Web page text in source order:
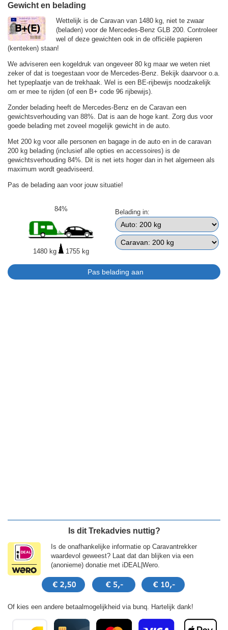
Gewicht en belading
Wettelijk is de Caravan van 1480 kg, niet te zwaar
(beladen) voor de Mercedes-Benz GLB 200. Controleer
wel of deze gewichten ook in de officiële papieren
(kenteken) staan!
We adviseren een kogeldruk van ongeveer 80 kg maar we weten niet
zeker of dat is toegestaan voor de Mercedes-Benz. Bekijk daarvoor o.a.
het typeplaatje van de trekhaak. Wel is een BE-rijbewijs noodzakelijk
om er mee te rijden (of een B+ code 96 rijbewijs).
Zonder belading heeft de Mercedes-Benz en de Caravan een
gewichtsverhouding van 88%. Dat is aan de hoge kant. Zorg dus voor
goede belading met zoveel mogelijk gewicht in de auto.
Met 200 kg voor alle personen en bagage in de auto en in de caravan
200 kg belading (inclusief alle opties en accessoires) is de
gewichtsverhouding 84%. Dit is net iets hoger dan in het algemeen als
maximum wordt geadviseerd.
Pas de belading aan voor jouw situatie!
84%
1480 kg 1755 kg
Belading in:
Is dit Trekadvies nuttig?
Is de onafhankelijke informatie op Caravantrekker
waardevol geweest? Laat dat dan blijken via een
(anonieme) donatie met iDEAL|Wero.
Of kies een andere betaalmogelijkheid via bunq. Hartelijk dank!